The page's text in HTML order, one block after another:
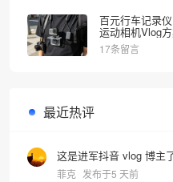
百元行车记录
运动相机Vlog
17条留言
最近热评
这是进军抖音 vlog 博主
菲克 发布于5 天前